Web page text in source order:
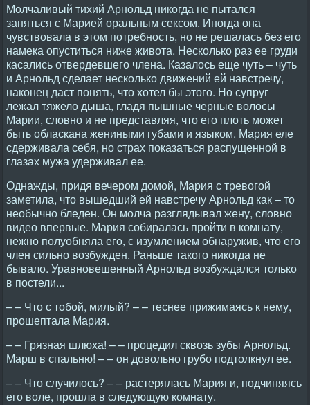
Молчаливый тихий Арнольд никогда не пытался
заняться с Марией оральным сексом. Иногда она
чувствовала в этом потребность, но не решалась без его
намека опуститься ниже живота. Несколько раз ее груди
касались отвердевшего члена. Казалось еще чуть – чуть
и Арнольд сделает несколько движений ей навстречу,
наконец даст понять, что хотел бы этого. Но супруг
лежал тяжело дыша, гладя пышные черные волосы
Марии, словно и не представляя, что его плоть может
быть обласкана жениными губами и языком. Мария еле
сдерживала себя, но страх показаться распущенной в
глазах мужа удерживал ее.
Однажды, придя вечером домой, Мария с тревогой
заметила, что вышедший ей навстречу Арнольд как – то
необычно бледен. Он молча разглядывал жену, словно
видео впервые. Мария собиралась пройти в комнату,
нежно полуобняла его, с изумлением обнаружив, что его
член сильно возбужден. Раньше такого никогда не
бывало. Уравновешенный Арнольд возбуждался только
в постели...
– – Что с тобой, милый? – – теснее прижимаясь к нему,
прошептала Мария.
– – Грязная шлюха! – – процедил сквозь зубы Арнольд.
Марш в спальню! – – он довольно грубо подтолкнул ее.
– – Что случилось? – – растерялась Мария и, подчиняясь
его воле, прошла в следующую комнату.